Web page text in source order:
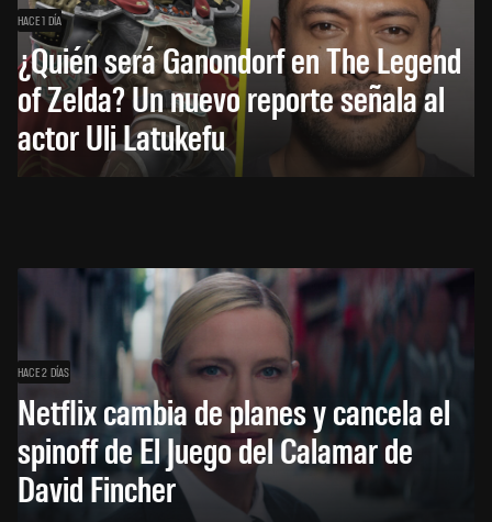
HACE 1 DÍA
¿Quién será Ganondorf en The Legend
of Zelda? Un nuevo reporte señala al
actor Uli Latukefu
HACE 2 DÍAS
Netflix cambia de planes y cancela el
spinoff de El Juego del Calamar de
David Fincher